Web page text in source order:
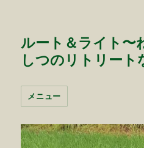
ルート＆ライト〜
しつのリトリート
メニュー